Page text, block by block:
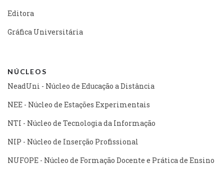
Editora
Gráfica Universitária
NÚCLEOS
NeadUni - Núcleo de Educação a Distância
NEE - Núcleo de Estações Experimentais
NTI - Núcleo de Tecnologia da Informação
NIP - Núcleo de Inserção Profissional
NUFOPE - Núcleo de Formação Docente e Prática de Ensino